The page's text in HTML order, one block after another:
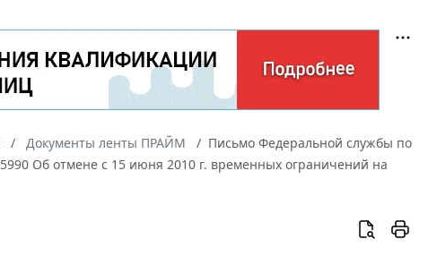
Документы ленты ПРАЙМ
Письмо Федеральной службы по
Об отмене с 15 июня 2010 г. временных ограничений на